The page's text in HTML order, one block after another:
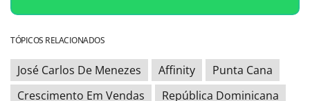
TÓPICOS RELACIONADOS
José Carlos De Menezes Affinity
Punta Cana
Crescimento Em Vendas
República Dominicana